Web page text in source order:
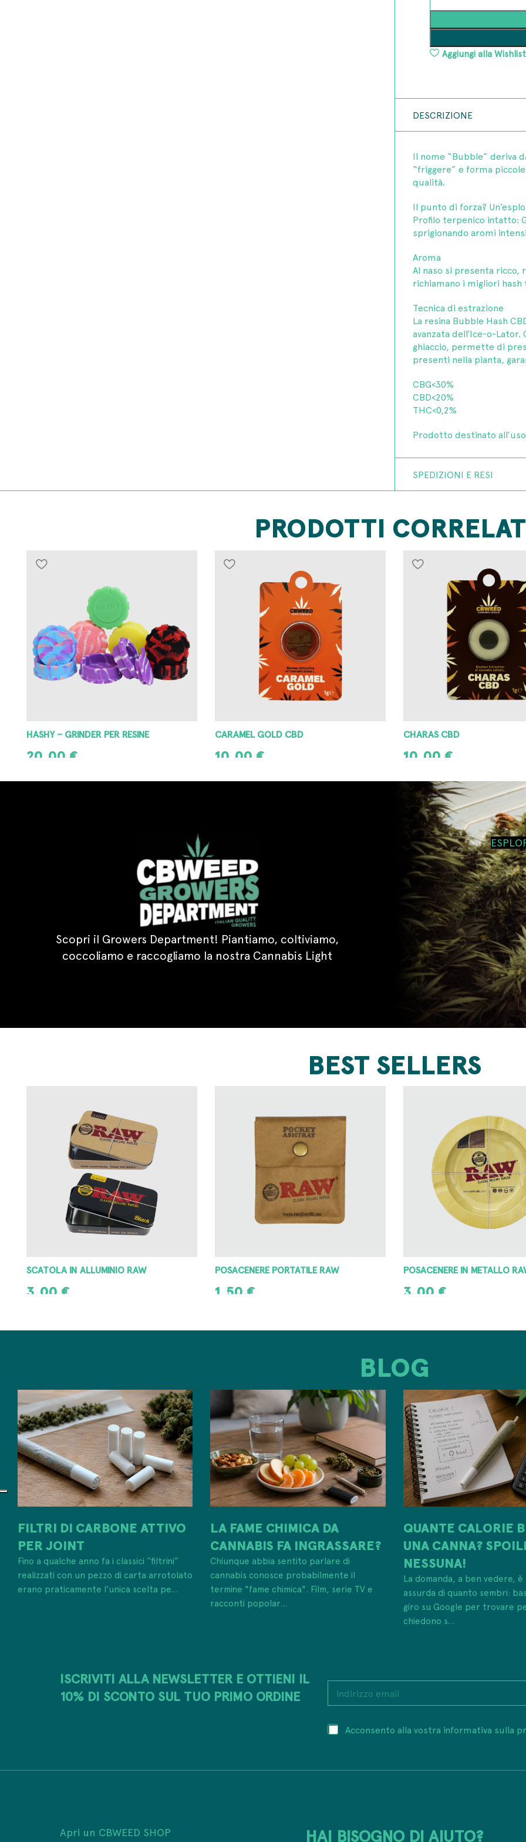
Aggiungi alla Wishlist
DESCRIZIONE
Il nome “Bubble” deriva
“friggere” e forma
qualità.
Il punto di forza?
Profilo terpenico intatto:
sprigionando aromi
Aroma
Al naso si presenta ricco,
richiamano i migliori hash
Tecnica di estrazione
La resina Bubble Hash
avanzata dell’Ice-o-
ghiaccio, permette di
presenti nella pianta,
CBG<30%
CBD<20%
THC<0,2%
Prodotto destinato
SPEDIZIONI E RESI
PRODOTTI
HASHY – GRINDER PER RESINE
20,00 €
CARAMEL GOLD CBD
10,00 €
CHARAS CBD
10,00 €
Scopri il Growers Department! Piantiamo, coltiviamo,
coccoliamo e raccogliamo la nostra Cannabis Light
BEST SELLERS
POSACENERE PORTATILE RAW
1,50 €
POSACENERE IN METALLO RAW
3,00€
GRINDER OTTAGONO 42MM
8,00 €
BLOG
FILTRI DI CARBONE ATTIVO
PER JOINT
Fino a qualche anno fa i classici “filtrini”
realizzati con un pezzo di carta arrotolato
erano praticamente l'unica scelta pe...
LA FAME CHIMICA DA
CANNABIS FA INGRASSARE?
Chiunque abbia sentito parlare di
cannabis conosce probabilmente il
termine "fame chimica". Film, serie TV e
racconti popolar...
QUANTE CALORIE
UNA CANNA?
NESSUNA!
La domanda, a ben vedere, è
assurda di quanto sembri:
giro su Google per trovare
chiedono s...
ISCRIVITI ALLA NEWSLETTER E OTTIENI IL
10% DI SCONTO SUL TUO PRIMO ORDINE
l
e
a
I
d
r
o
l
P
a
Acconsento alla vostra informativa sulla
Apri un CBWEED SHOP HAI BISOGNO DI AIUTO?